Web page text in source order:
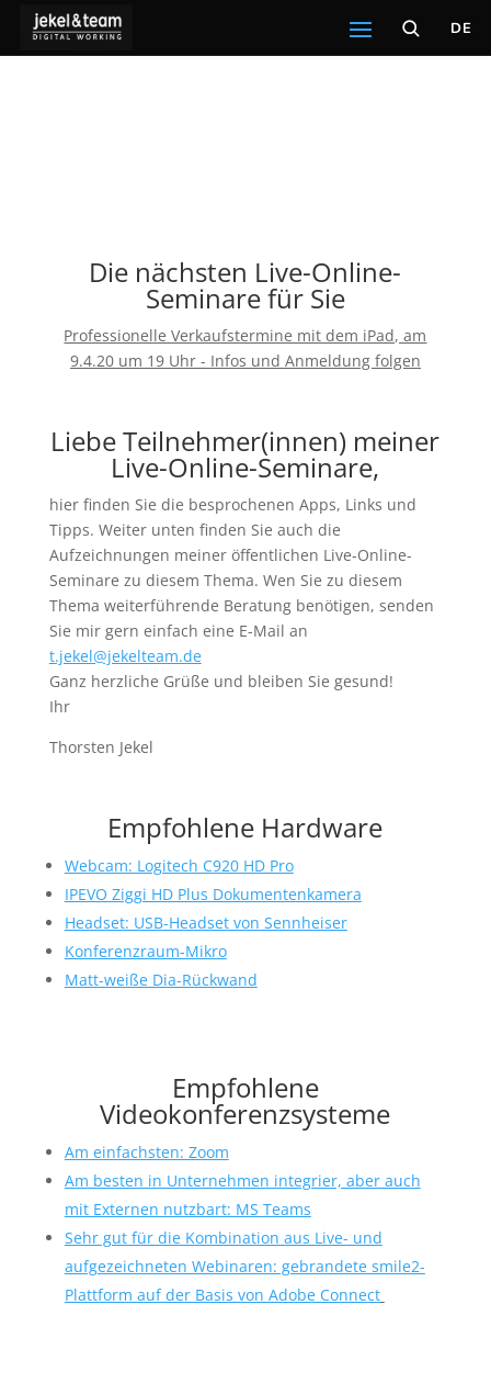
DE
Die nächsten Live-Online-
Seminare für Sie
Professionelle Verkaufstermine mit dem iPad, am
9.4.20 um 19 Uhr - Infos und Anmeldung folgen
Liebe Teilnehmer(innen) meiner
Live-Online-Seminare,
hier finden Sie die besprochenen Apps, Links und
Tipps. Weiter unten finden Sie auch die
Aufzeichnungen meiner öffentlichen Live-Online-
Seminare zu diesem Thema. Wen Sie zu diesem
Thema weiterführende Beratung benötigen, senden
Sie mir gern einfach eine E-Mail an
t.jekel@jekelteam.de
Ganz herzliche Grüße und bleiben Sie gesund!
Ihr
Thorsten Jekel
Empfohlene Hardware
Webcam: Logitech C920 HD Pro
IPEVO Ziggi HD Plus Dokumentenkamera
Headset: USB-Headset von Sennheiser
Konferenzraum-Mikro
Matt-weiße Dia-Rückwand
Empfohlene
Videokonferenzsysteme
Am einfachsten: Zoom
Am besten in Unternehmen integrier, aber auch
mit Externen nutzbart: MS Teams
Sehr gut für die Kombination aus Live- und
aufgezeichneten Webinaren: gebrandete smile2-
Plattform auf der Basis von Adobe Connect